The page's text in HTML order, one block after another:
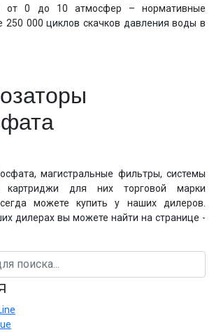
от 0 до 10 атмосфер – нормативные
250 000 циклов скачков давления воды в
магистральные фильтры, системы
для них торговой марки
можете купить у наших дилеров.
дилерах вы можете найти на странице -